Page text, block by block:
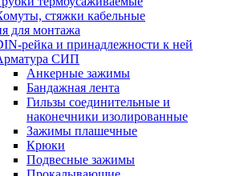
стяжки кабельные
для монтажа
рейка и принадлежности к ней
СИП
Анкерные зажимы
Бандажная лента
Гильзы соединительные и
наконечники изолированные
Зажимы плашечные
Крюки
Подвесные зажимы